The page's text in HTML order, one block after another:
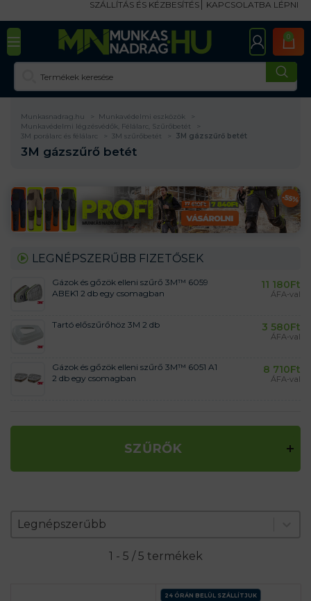
SZÁLLÍTÁS ÉS KÉZBESÍTÉS KAPCSOLATBA LÉPNI
0
Munkasnadrag.hu
Munkavédelmi eszközök
Munkavédelmi légzésvédők, Félálarc, Szűrőbetét
3M porálarc és félálarc
3M szűrőbetét 3M gázszűrő betét
3M gázszűrő betét
LEGNÉPSZERŰBB FIZETŐSEK
Gázok és gőzök elleni szűrő 3M™ 6059
ABEK1 2 db egy csomagban
11 180Ft
ÁFA-val
Tartó előszűrőhöz 3M 2 db 3 580Ft
ÁFA-val
Gázok és gőzök elleni szűrő 3M™ 6051 A1
2 db egy csomagban
8 710Ft
ÁFA-val
SZŰRŐK
Zoradenie produktov
Sort content
Legnépszerűbb
Sort content
1 - 5 / 5 termékek
24 ÓRÁN BELÜL SZÁLLÍTJUK